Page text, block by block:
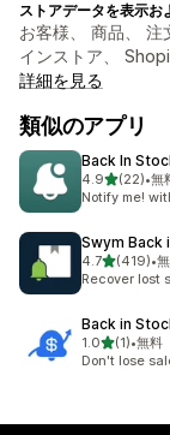
ストアデータを表示お
お客様、 商品、 注
インストア、
詳細を見る
類似のアプリ
Back In
4.95つ星中
(22)
合計レビュー
•無
Notify me!
Swym Back
4.75つ星中
(419)
合計レビュー
•
Recover lost
Back in
1.05つ星中
(1)
合計レビュー数
•無料
Don't lose